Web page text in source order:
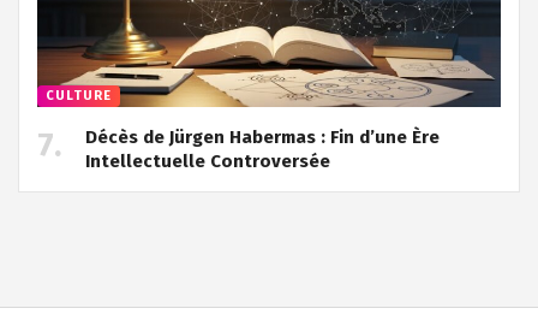
CULTURE
Décès de Jürgen Habermas : Fin d’une Ère
Intellectuelle Controversée